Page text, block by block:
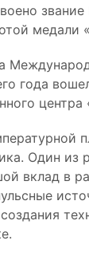
звание
медали
года
центра
Один из
вклад в